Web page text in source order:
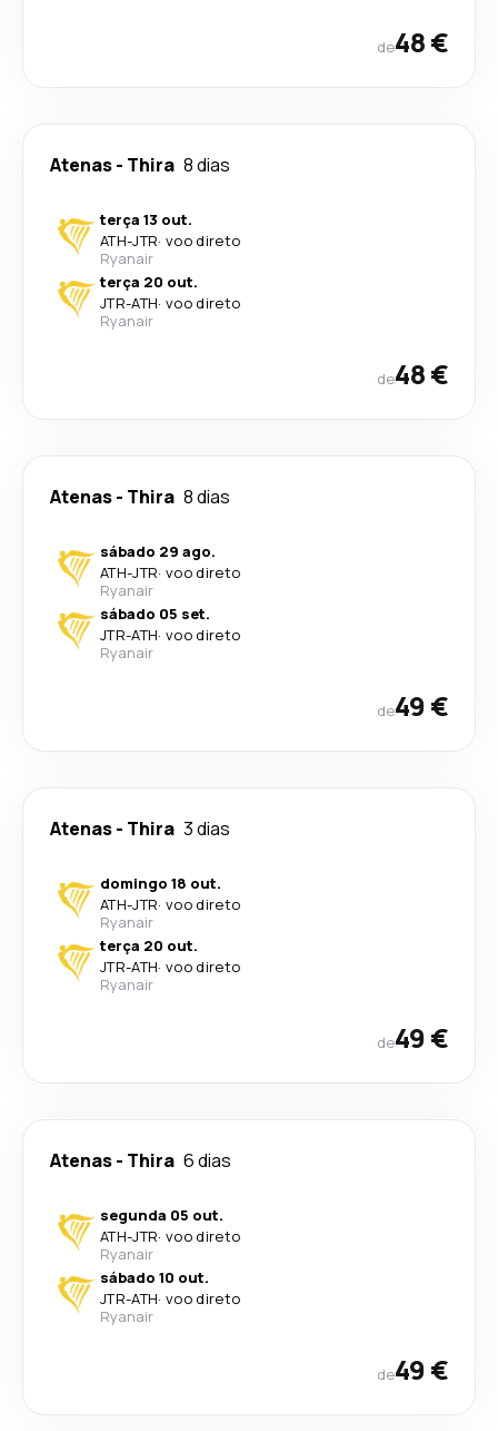
de48 €
Atenas- Thira 8 dias
terça 13 out.
ATH-JTR· voo direto
Ryanair
terça 20 out.
JTR-ATH· voo direto
Ryanair
de48 €
Atenas- Thira 8 dias
sábado 29 ago.
ATH-JTR· voo direto
Ryanair
sábado 05 set.
JTR-ATH· voo direto
Ryanair
de49 €
Atenas- Thira 3 dias
domingo 18 out.
ATH-JTR· voo direto
Ryanair
terça 20 out.
JTR-ATH· voo direto
Ryanair
de49 €
Atenas- Thira 6 dias
segunda 05 out.
ATH-JTR· voo direto
Ryanair
sábado 10 out.
JTR-ATH· voo direto
Ryanair
de49 €